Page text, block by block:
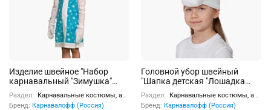
Изделие швейное "Набор
карнавальный "Зимушка"
плюш (6-9 лет, рост 122-134
см)
Раздел:
Карнавальные костюмы, аксессуары
Бренд: Карнавалофф (Россия)
Головной убор швейный
"Шапка детская "Лошадка
Единорожка" р. 52-54
Раздел:
Карнавальные костюмы, аксессуары
Бренд: Карнавалофф (Россия)